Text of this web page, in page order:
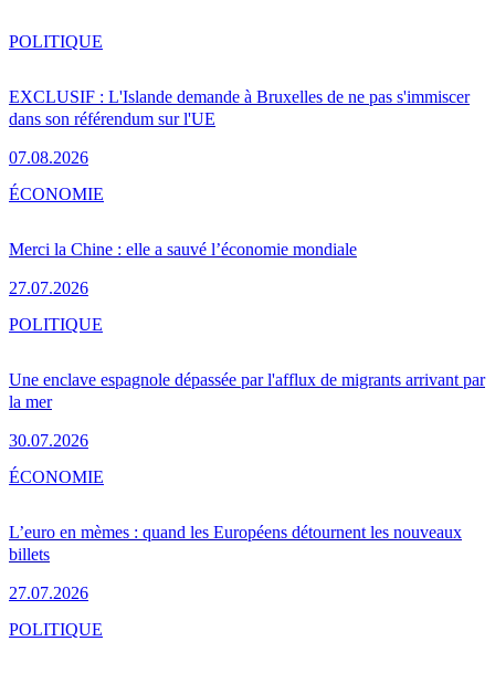
EXCLUSIF : L'Islande demande à Bruxelles de ne pas s'immiscer
dans son référendum sur l'UE
07.08.2026
POLITIQUE
Merci la Chine : elle a sauvé l’économie mondiale
27.07.2026
ÉCONOMIE
Une enclave espagnole dépassée par l'afflux de migrants arrivant par
la mer
30.07.2026
POLITIQUE
L’euro en mèmes : quand les Européens détournent les nouveaux
billets
27.07.2026
ÉCONOMIE
POLITIQUE